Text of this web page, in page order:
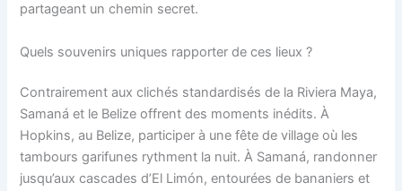
partageant un chemin secret.
Quels souvenirs uniques rapporter de ces lieux ?
Contrairement aux clichés standardisés de la Riviera Maya,
Samaná et le Belize offrent des moments inédits. À
Hopkins, au Belize, participer à une fête de village où les
tambours garifunes rythment la nuit. À Samaná, randonner
jusqu’aux cascades d’El Limón, entourées de bananiers et